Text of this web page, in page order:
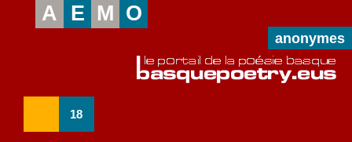
A E M O
anonymes
18